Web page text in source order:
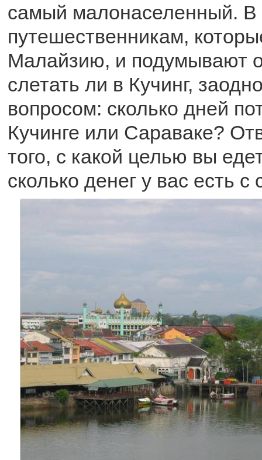
самый малонаселенный. В
путешественникам,
Малайзию, и подумывают
слетать ли в Кучинг,
вопросом: сколько дней
Кучинге или Сараваке?
того, с какой целью вы
сколько денег у вас есть с